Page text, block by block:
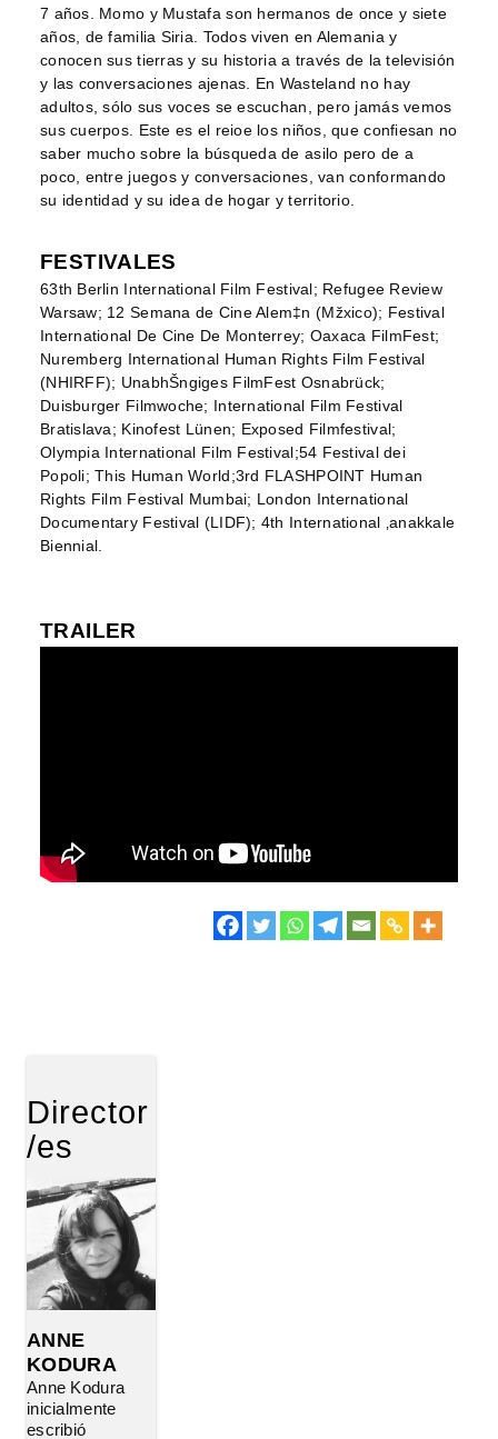
7 años. Momo y Mustafa son hermanos de once y siete
años, de familia Siria. Todos viven en Alemania y
conocen sus tierras y su historia a través de la televisión
y las conversaciones ajenas. En Wasteland no hay
adultos, sólo sus voces se escuchan, pero jamás vemos
sus cuerpos. Este es el reioe los niños, que confiesan no
saber mucho sobre la búsqueda de asilo pero de a
poco, entre juegos y conversaciones, van conformando
su identidad y su idea de hogar y territorio.
FESTIVALES
63th Berlin International Film Festival; Refugee Review
Warsaw; 12 Semana de Cine Alem‡n (Mžxico); Festival
International De Cine De Monterrey; Oaxaca FilmFest;
Nuremberg International Human Rights Film Festival
(NHIRFF); UnabhŠngiges FilmFest Osnabrück;
Duisburger Filmwoche; International Film Festival
Bratislava; Kinofest Lünen; Exposed Filmfestival;
Olympia International Film Festival;54 Festival dei
Popoli; This Human World;3rd FLASHPOINT Human
Rights Film Festival Mumbai; London International
Documentary Festival (LIDF); 4th International ‚anakkale
Biennial.
TRAILER
Director
/es
ANNE
KODURA
Anne Kodura
inicialmente
escribió